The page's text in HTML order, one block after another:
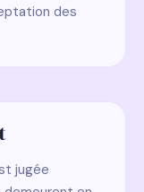
des
jugée